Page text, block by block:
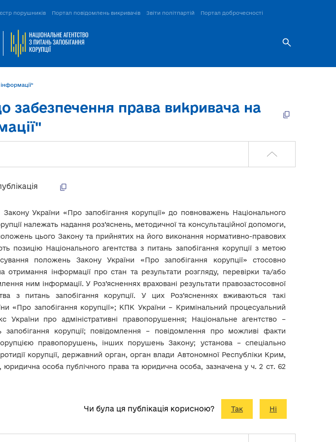
порушників Портал повідомлень викривачів Звіти політпартій Портал доброчесності
забезпечення права викривача на
Закону України «Про запобігання корупції» до повноважень Національного
належать надання роз’яснень, методичної та консультаційної допомоги,
цього Закону та прийнятих на його виконання нормативно-правових
позицію Національного агентства з питань запобігання корупції з метою
положень Закону України «Про запобігання корупції» стосовно
отримання інформації про стан та результати розгляду, перевірки та/або
ним інформації. У Роз’ясненнях враховані результати правозастосовної
з питань запобігання корупції. У цих Роз’ясненнях вживаються такі
«Про запобігання корупції»; КПК України – Кримінальний процесуальний
про адміністративні правопорушення; Національне агентство –
запобігання корупції; повідомлення – повідомлення про можливі факти
правопорушень, інших порушень Закону; установа – спеціально
корупції, державний орган, орган влади Автономної Республіки Крим,
юридична особа публічного права та юридична особа, зазначена у ч. 2 ст. 62
Чи була ця публікація корисною? Так Ні